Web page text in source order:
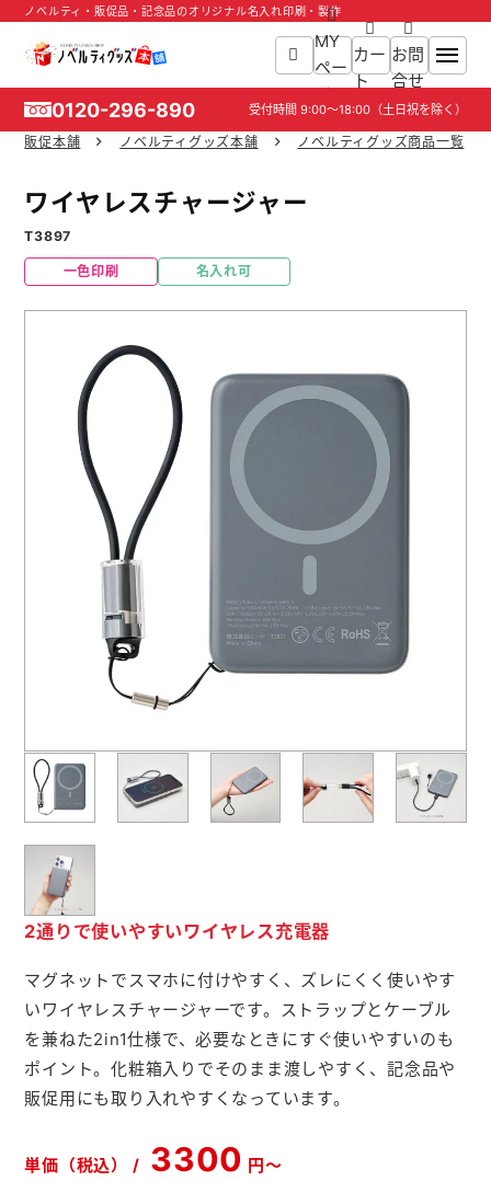
ノベルティ・販促品・記念品のオリジナル名入れ印刷・製作
MY
ペー
ジ
カー
ト
お問
合せ
0120-296-890 受付時間 9:00～18:00（土日祝を除く）
商品一覧
ご利用ガイド
入稿ガイド
スタッフ紹介
お役立ち情報
よくあるご質問
名入れ印刷方法
会社概要
ポケットティッシュ本舗
キャンディー本舗
メモ帳本舗
クリアファイル本舗
ウェットティッシュ本舗
販促本舗 ノベルティグッズ本舗 ノベルティグッズ商品一覧
ワイヤレスチャージャー
T3897
一色印刷 名入れ可
2通りで使いやすいワイヤレス充電器
マグネットでスマホに付けやすく、ズレにくく使いやす
いワイヤレスチャージャーです。ストラップとケーブル
を兼ねた2in1仕様で、必要なときにすぐ使いやすいのも
ポイント。化粧箱入りでそのまま渡しやすく、記念品や
販促用にも取り入れやすくなっています。
単価（税込） / 3300 円～